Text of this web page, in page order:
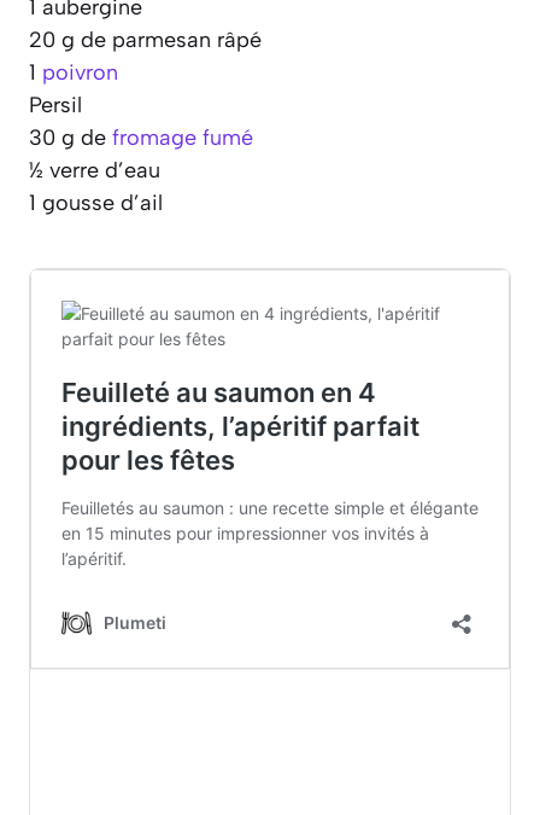
1 aubergine
20 g de parmesan râpé
1 poivron
Persil
30 g de fromage fumé
½ verre d’eau
1 gousse d’ail